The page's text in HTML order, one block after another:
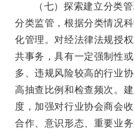
（七）探索建立分类
分类监管，根据分类情况
化管理。对经法律法规授
共事务，具有一定强制性
多、违规风险较高的行业
高抽查比例和检查频次。
度，加强对行业协会商会
合作、意识形态、重要业